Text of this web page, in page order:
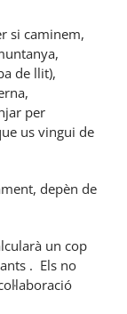
si caminem,
de llit),
per
us vingui de
depèn de
un cop
. Els no